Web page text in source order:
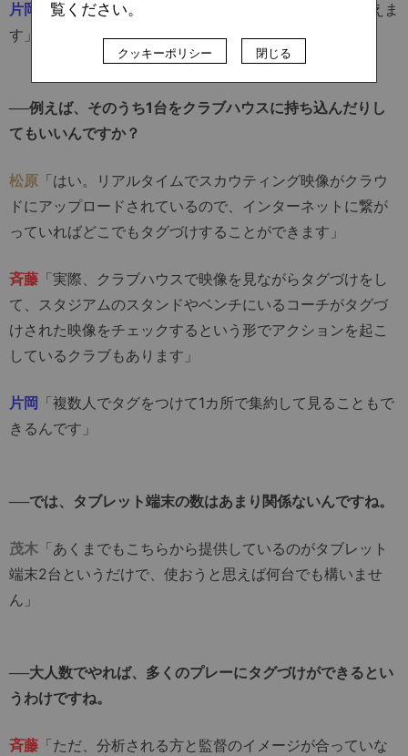
片岡
「ブラウザ上で使えるのでOSに関係なくPCでも使えま
す」
──例えば、そのうち1台をクラブハウスに持ち込んだりし
てもいいんですか？
松原 「はい。リアルタイムでスカウティング映像がクラウ
ドにアップロードされているので、インターネットに繋が
っていればどこでもタグづけすることができます」
斉藤 「実際、クラブハウスで映像を見ながらタグづけをし
て、スタジアムのスタンドやベンチにいるコーチがタグづ
けされた映像をチェックするという形でアクションを起こ
しているクラブもあります」
片岡 「複数人でタグをつけて1カ所で集約して見ることもで
きるんです」
──では、タブレット端末の数はあまり関係ないんですね。
茂木 「あくまでもこちらから提供しているのがタブレット
端末2台というだけで、使おうと思えば何台でも構いませ
ん」
──大人数でやれば、多くのプレーにタグづけができるとい
うわけですね。
斉藤 「ただ、分析される方と監督のイメージが合っていな
覧ください。
クッキーポリシー 閉じる